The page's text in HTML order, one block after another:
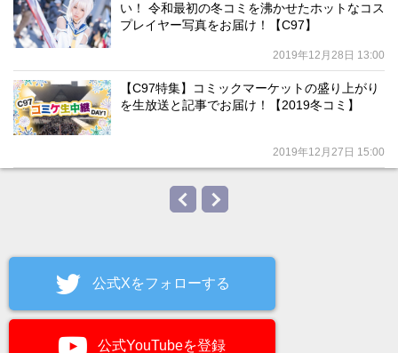
い！ 令和最初の冬コミを沸かせたホットなコス
プレイヤー写真をお届け！【C97】
2019年12月28日 13:00
【C97特集】コミックマーケットの盛り上がり
を生放送と記事でお届け！【2019冬コミ】
2019年12月27日 15:00
公式Xをフォローする
公式YouTubeを登録